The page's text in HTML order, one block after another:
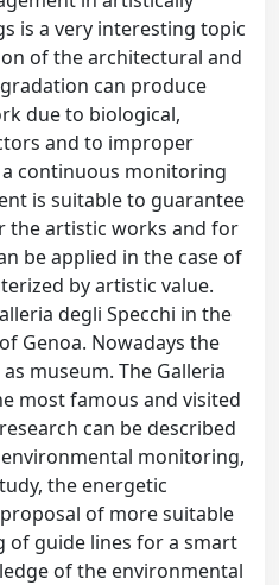
is a very interesting topic
of the architectural and
can produce
due to biological,
and to improper
continuous monitoring
is suitable to guarantee
the artistic works and for
be applied in the case of
by artistic value.
degli Specchi in the
Genoa. Nowadays the
museum. The Galleria
most famous and visited
can be described
monitoring,
the energetic
of more suitable
guide lines for a smart
of the environmental